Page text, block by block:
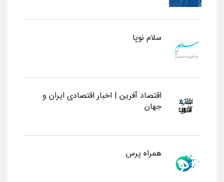
سلام نوپا
اقتصاد آفرین | اخبار اقتصادی ایران و
جهان
همراه پرس